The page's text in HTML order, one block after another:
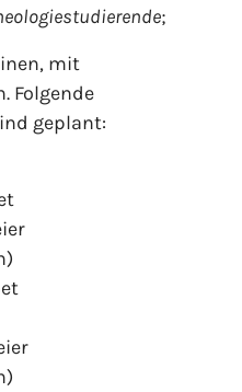
;
mit
Folgende
geplant: